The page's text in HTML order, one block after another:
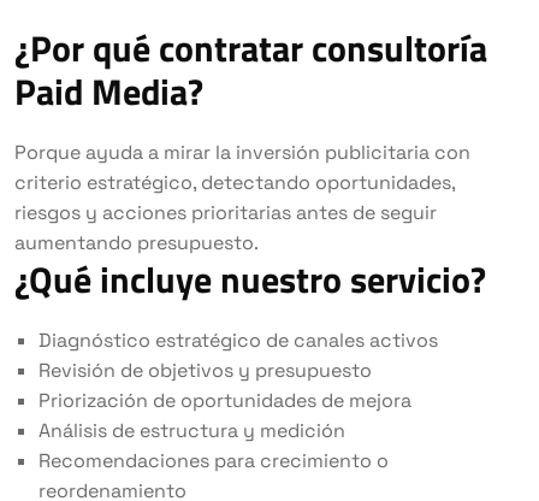
¿Por qué contratar consultoría
Paid Media?
Porque ayuda a mirar la inversión publicitaria con
criterio estratégico, detectando oportunidades,
riesgos y acciones prioritarias antes de seguir
aumentando presupuesto.
¿Qué incluye nuestro servicio?
Diagnóstico estratégico de canales activos
Revisión de objetivos y presupuesto
Priorización de oportunidades de mejora
Análisis de estructura y medición
Recomendaciones para crecimiento o
reordenamiento